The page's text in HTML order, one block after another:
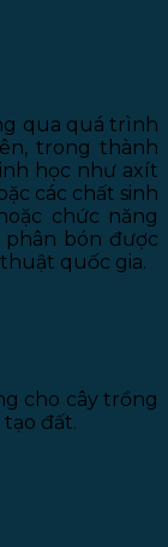
qua quá trình
trong thành
học như axít
các chất sinh
chức năng
bón được
quốc gia.
cho cây trồng
đất.